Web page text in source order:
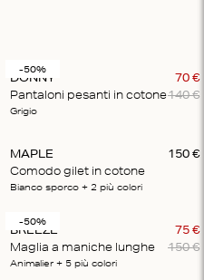
-50%
DONNY
Pantaloni pesanti in cotone
70€
140€
Grigio
MAPLE
Comodo gilet in cotone
150€
Bianco sporco + 2 più colori
-50%
BREEZE
Maglia a maniche lunghe
75€
150€
Animalier + 5 più colori